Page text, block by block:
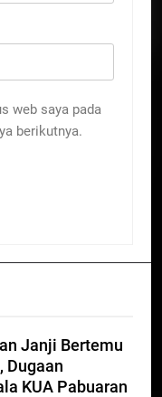
web saya pada
berikutnya.
Janji Bertemu
Dugaan
KUA Pabuaran